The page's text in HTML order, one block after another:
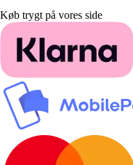
Køb trygt på vores side